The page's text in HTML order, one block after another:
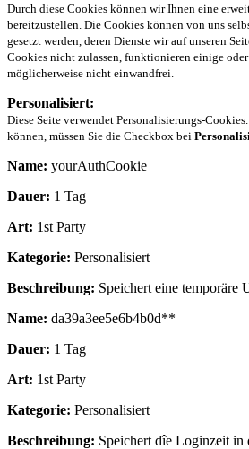
Durch diese Cookies können wir Ihnen eine
bereitzustellen. Die Cookies können von uns
gesetzt werden, deren Dienste wir auf unseren
Cookies nicht zulassen, funktionieren einige
möglicherweise nicht einwandfrei.
Personalisiert:
Diese Seite verwendet Personalisierungs-
können, müssen Sie die Checkbox bei
Name: yourAuthCookie
Dauer: 1 Tag
Art: 1st Party
Kategorie: Personalisiert
Beschreibung: Speichert eine temporäre
Name: da39a3ee5e6b4b0d**
Dauer: 1 Tag
Art: 1st Party
Kategorie: Personalisiert
Beschreibung: Speichert dîe Loginzeit in